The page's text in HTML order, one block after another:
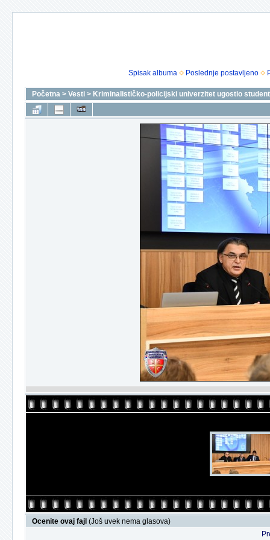
Spisak albuma Poslednje postavljeno
Početna > Vesti > Kriminalističko-policijski univerzitet ugostio
Ocenite ovaj fajl (Još uvek nema glasova)